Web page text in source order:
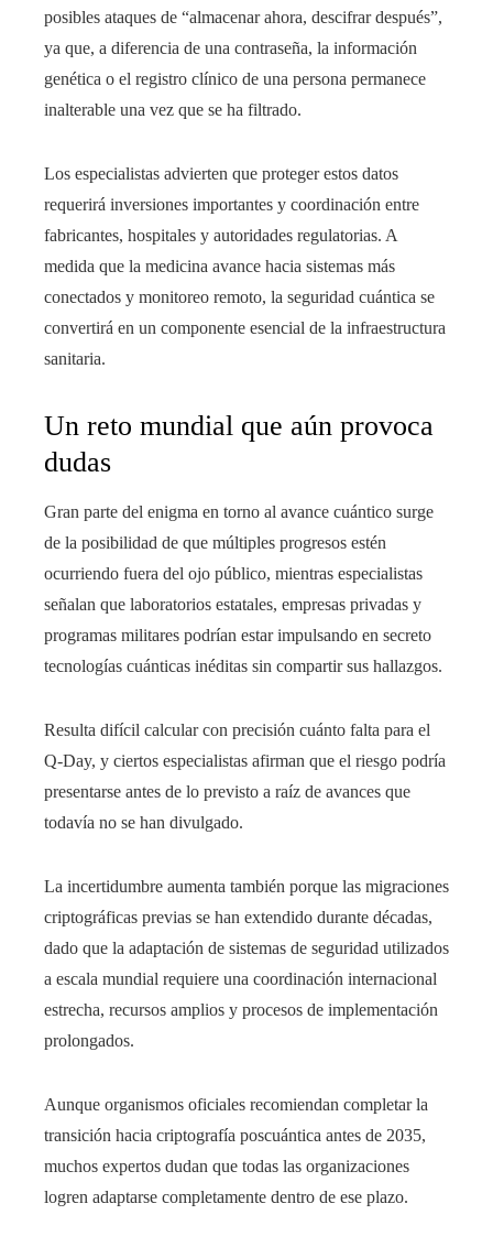
posibles ataques de “almacenar ahora, descifrar después”,
ya que, a diferencia de una contraseña, la información
genética o el registro clínico de una persona permanece
inalterable una vez que se ha filtrado.
Los especialistas advierten que proteger estos datos
requerirá inversiones importantes y coordinación entre
fabricantes, hospitales y autoridades regulatorias. A
medida que la medicina avance hacia sistemas más
conectados y monitoreo remoto, la seguridad cuántica se
convertirá en un componente esencial de la infraestructura
sanitaria.
Un reto mundial que aún provoca
dudas
Gran parte del enigma en torno al avance cuántico surge
de la posibilidad de que múltiples progresos estén
ocurriendo fuera del ojo público, mientras especialistas
señalan que laboratorios estatales, empresas privadas y
programas militares podrían estar impulsando en secreto
tecnologías cuánticas inéditas sin compartir sus hallazgos.
Resulta difícil calcular con precisión cuánto falta para el
Q-Day, y ciertos especialistas afirman que el riesgo podría
presentarse antes de lo previsto a raíz de avances que
todavía no se han divulgado.
La incertidumbre aumenta también porque las migraciones
criptográficas previas se han extendido durante décadas,
dado que la adaptación de sistemas de seguridad utilizados
a escala mundial requiere una coordinación internacional
estrecha, recursos amplios y procesos de implementación
prolongados.
Aunque organismos oficiales recomiendan completar la
transición hacia criptografía poscuántica antes de 2035,
muchos expertos dudan que todas las organizaciones
logren adaptarse completamente dentro de ese plazo.